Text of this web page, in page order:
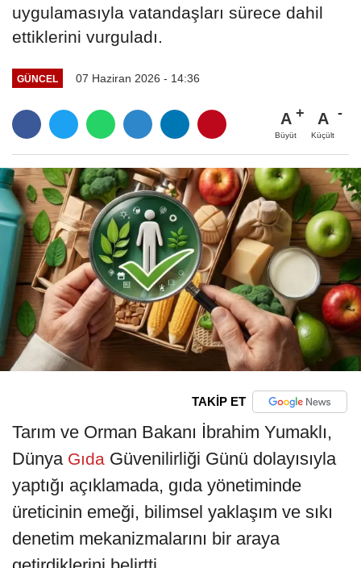
uygulamasıyla vatandaşları sürece dahil
ettiklerini vurguladı.
GÜNCEL 07 Haziran 2026 - 14:36
A
Büyüt
A
Küçült
TAKİP ET
Tarım ve Orman Bakanı İbrahim Yumaklı,
Dünya Gıda Güvenilirliği Günü dolayısıyla
yaptığı açıklamada, gıda yönetiminde
üreticinin emeği, bilimsel yaklaşım ve sıkı
denetim mekanizmalarını bir araya